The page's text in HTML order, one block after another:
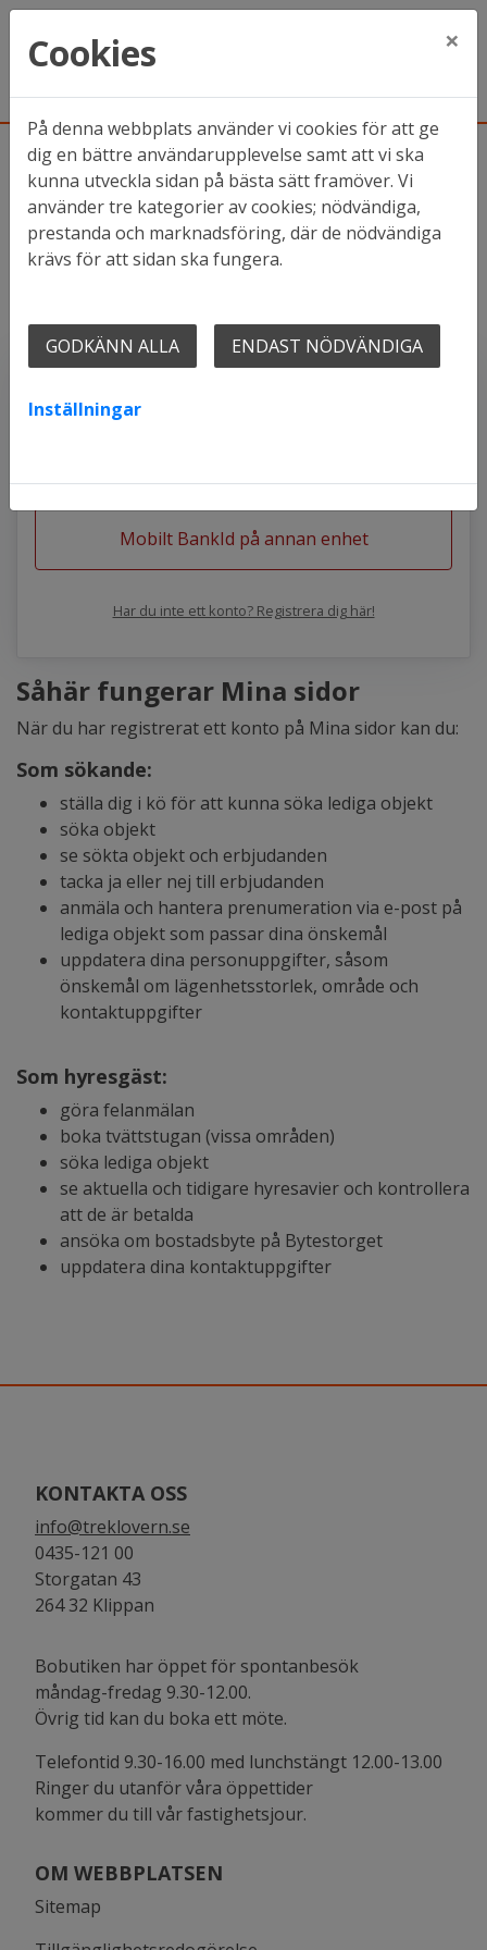
Hem Mina sidor
Mina sidor
Mobilt BankID Lösenord
Mobilt BankId på annan enhet
Har du inte ett konto? Registrera dig här!
Såhär fungerar Mina sidor
När du har registrerat ett konto på Mina sidor kan du:
Som sökande:
ställa dig i kö för att kunna söka lediga objekt
söka objekt
se sökta objekt och erbjudanden
tacka ja eller nej till erbjudanden
anmäla och hantera prenumeration via e-post på
lediga objekt som passar dina önskemål
uppdatera dina personuppgifter, såsom
önskemål om lägenhetsstorlek, område och
kontaktuppgifter
Som hyresgäst:
göra felanmälan
boka tvättstugan (vissa områden)
söka lediga objekt
se aktuella och tidigare hyresavier och kontrollera
att de är betalda
ansöka om bostadsbyte på Bytestorget
uppdatera dina kontaktuppgifter
KONTAKTA OSS
info@treklovern.se
0435-121 00
Storgatan 43
264 32 Klippan
Bobutiken har öppet för spontanbesök
måndag-fredag 9.30-12.00.
Övrig tid kan du boka ett möte.
Telefontid 9.30-16.00 med lunchstängt 12.00-13.00
Ringer du utanför våra öppettider
kommer du till vår fastighetsjour.
OM WEBBPLATSEN
Sitemap
Cookies ×
På denna webbplats använder vi cookies för att ge
dig en bättre användarupplevelse samt att vi ska
kunna utveckla sidan på bästa sätt framöver. Vi
använder tre kategorier av cookies; nödvändiga,
prestanda och marknadsföring, där de nödvändiga
krävs för att sidan ska fungera.
GODKÄNN ALLA ENDAST NÖDVÄNDIGA
Inställningar